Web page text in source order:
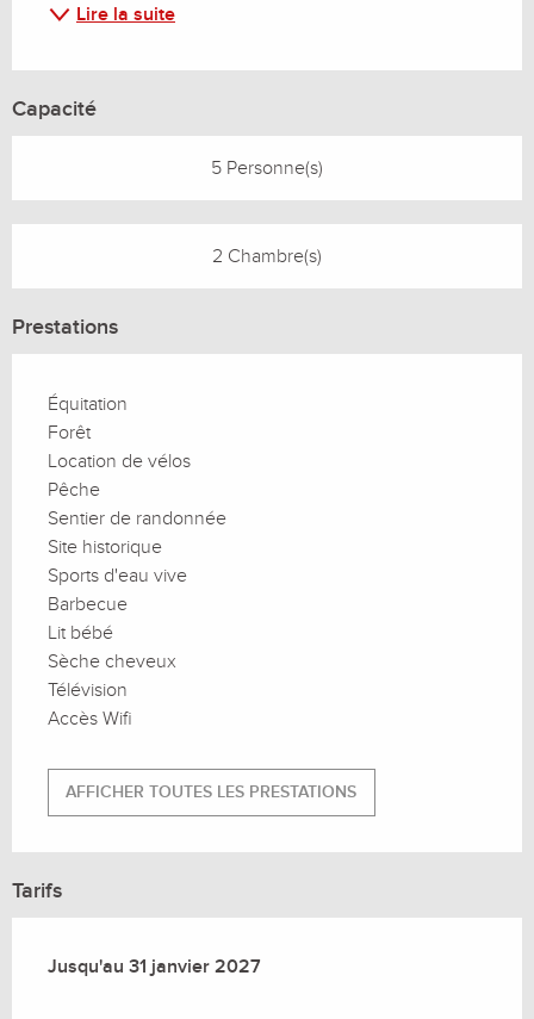
Lire la suite
Capacité
5 Personne(s)
2 Chambre(s)
Prestations
Équitation
Forêt
Location de vélos
Pêche
Sentier de randonnée
Site historique
Sports d'eau vive
Barbecue
Lit bébé
Sèche cheveux
Télévision
Accès Wifi
AFFICHER TOUTES LES PRESTATIONS
Tarifs
Du1 janvier 2026au31 janvier 2027
Jusqu'au 31 janvier 2027